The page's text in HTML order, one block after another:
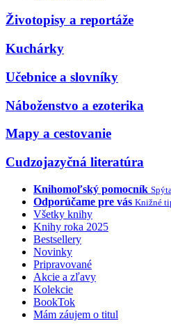
Životopisy a reportáže
Kuchárky
Učebnice a slovníky
Náboženstvo a ezoterika
Mapy a cestovanie
Cudzojazyčná literatúra
Knihomoľský pomocník
Odporúčame pre vás Knižné
Všetky knihy
Knihy roka 2025
Bestsellery
Novinky
Pripravované
Akcie a zľavy
Kolekcie
BookTok
Mám záujem o titul